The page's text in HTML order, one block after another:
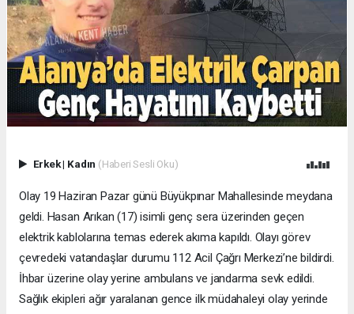
Erkek| Kadın (Haberi Sesli Oku)
Olay 19 Haziran Pazar günü Büyükpınar Mahallesinde meydana
geldi. Hasan Arıkan (17) isimli genç sera üzerinden geçen
elektrik kablolarına temas ederek akıma kapıldı. Olayı görev
çevredeki vatandaşlar durumu 112 Acil Çağrı Merkezi’ne bildirdi.
İhbar üzerine olay yerine ambulans ve jandarma sevk edildi.
Sağlık ekipleri ağır yaralanan gence ilk müdahaleyi olay yerinde